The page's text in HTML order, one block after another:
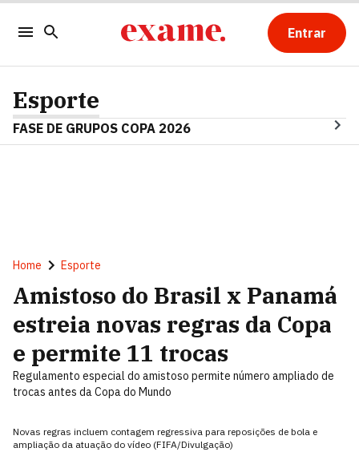
Entrar
Esporte
FASE DE GRUPOS COPA 2026
Home Esporte
Amistoso do Brasil x Panamá
estreia novas regras da Copa
e permite 11 trocas
Regulamento especial do amistoso permite número ampliado de
trocas antes da Copa do Mundo
Novas regras incluem contagem regressiva para reposições de bola e
ampliação da atuação do vídeo (FIFA/Divulgação)